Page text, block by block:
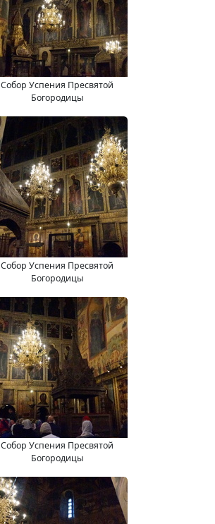
Собор Успения Пресвятой
Богородицы
Собор Успения Пресвятой
Богородицы
Собор Успения Пресвятой
Богородицы